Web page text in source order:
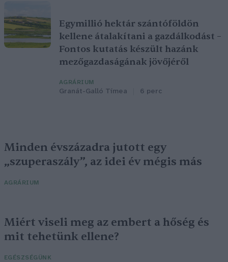
Egymillió hektár szántóföldön
kellene átalakítani a gazdálkodást –
Fontos kutatás készült hazánk
mezőgazdaságának jövőjéről
AGRÁRIUM
Granát-Galló Tímea 6 perc
Minden évszázadra jutott egy
„szuperaszály”, az idei év mégis más
AGRÁRIUM
Miért viseli meg az embert a hőség és
mit tehetünk ellene?
EGÉSZSÉGÜNK